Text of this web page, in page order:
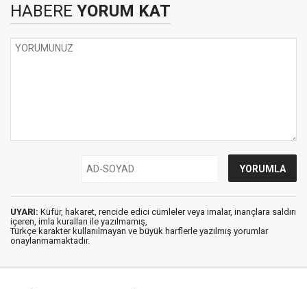
HABERE YORUM KAT
UYARI: Küfür, hakaret, rencide edici cümleler veya imalar, inançlara saldırı
içeren, imla kuralları ile yazılmamış,
Türkçe karakter kullanılmayan ve büyük harflerle yazılmış yorumlar
onaylanmamaktadır.